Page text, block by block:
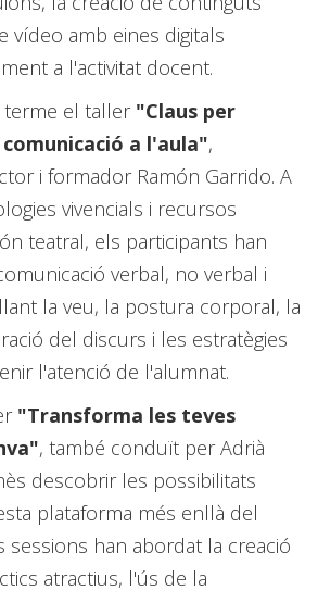
vídeo amb eines digitals
a l'activitat docent.
terme el taller "Claus per
a l'aula",
i formador Ramón Garrido. A
vivencials i recursos
teatral, els participants han
verbal, no verbal i
la veu, la postura corporal, la
del discurs i les estratègies
l'atenció de l'alumnat.
"Transforma les teves
, també conduït per Adrià
descobrir les possibilitats
plataforma més enllà del
sessions han abordat la creació
atractius, l'ús de la